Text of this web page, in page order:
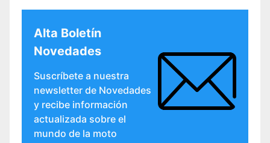
Alta Boletín
Novedades
Suscríbete a nuestra
newsletter de Novedades
y recibe información
actualizada sobre el
mundo de la moto